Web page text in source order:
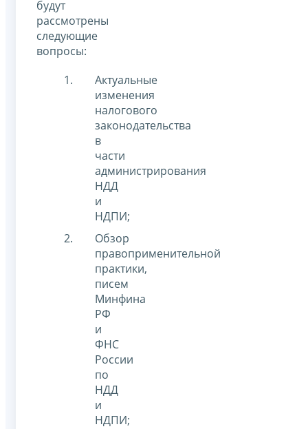
будут
рассмотрены
следующие
вопросы:
Актуальные
изменения
налогового
законодательства
в
части
администрирования
НДД
и
НДПИ;
Обзор
правоприменительной
практики,
писем
Минфина
РФ
и
ФНС
России
по
НДД
и
НДПИ;